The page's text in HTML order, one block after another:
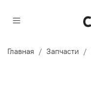
Главная Запчасти